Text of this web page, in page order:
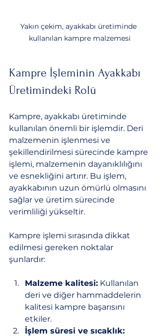
Yakın çekim, ayakkabı üretiminde
kullanılan kampre malzemesi
Kampre İşleminin Ayakkabı
Üretimindeki Rolü
Kampre, ayakkabı üretiminde
kullanılan önemli bir işlemdir. Deri
malzemenin işlenmesi ve
şekillendirilmesi sürecinde kampre
işlemi, malzemenin dayanıklılığını
ve esnekliğini artırır. Bu işlem,
ayakkabının uzun ömürlü olmasını
sağlar ve üretim sürecinde
verimliliği yükseltir.
Kampre işlemi sırasında dikkat
edilmesi gereken noktalar
şunlardır:
Malzeme kalitesi: Kullanılan
deri ve diğer hammaddelerin
kalitesi kampre başarısını
etkiler.
İşlem süresi ve sıcaklık: